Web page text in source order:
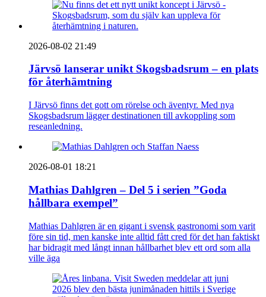
2026-08-02 21:49
Järvsö lanserar unikt Skogsbadsrum – en plats
för återhämtning
I Järvsö finns det gott om rörelse och äventyr. Med nya
Skogsbadsrum lägger destinationen till avkoppling som
reseanledning.
2026-08-01 18:21
Mathias Dahlgren – Del 5 i serien ”Goda
hållbara exempel”
Mathias Dahlgren är en gigant i svensk gastronomi som varit
före sin tid, men kanske inte alltid fått cred för det han faktiskt
har bidragit med långt innan hållbarhet blev ett ord som alla
ville äga